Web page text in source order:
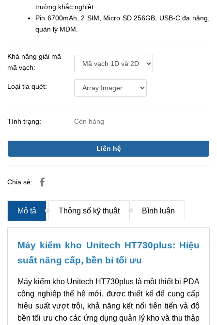
trường khắc nghiệt.
Pin 6700mAh, 2 SIM, Micro SD 256GB, USB-C đa năng,
quản lý MDM.
Khả năng giải mã
mã vạch:
Loại tia quét:
Tình trạng: Còn hàng
Liên hệ
Chia sẻ:
Mô tả Thông số kỹ thuật Bình luận
Máy kiểm kho Unitech HT730plus: Hiệu
suất nâng cấp, bền bỉ tối ưu
Máy kiểm kho Unitech HT730plus là một thiết bị PDA
công nghiệp thế hệ mới, được thiết kế để cung cấp
hiệu suất vượt trội, khả năng kết nối tiên tiến và độ
bền tối ưu cho các ứng dụng quản lý kho và thu thập